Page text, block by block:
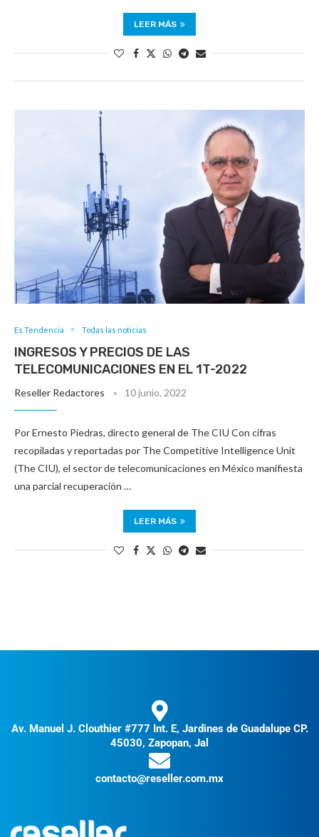
LEER MÁS
Es Tendencia Todas las noticias
INGRESOS Y PRECIOS DE LAS
TELECOMUNICACIONES EN EL 1T-2022
Reseller Redactores 10 junio, 2022
Por Ernesto Piedras, directo general de The CIU Con cifras
recopiladas y reportadas por The Competitive Intelligence Unit
(The CIU), el sector de telecomunicaciones en México manifiesta
una parcial recuperación …
LEER MÁS
Av. Manuel J. Clouthier #777 Int. E, Jardines de Guadalupe CP.
45030, Zapopan, Jal
contacto@reseller.com.mx